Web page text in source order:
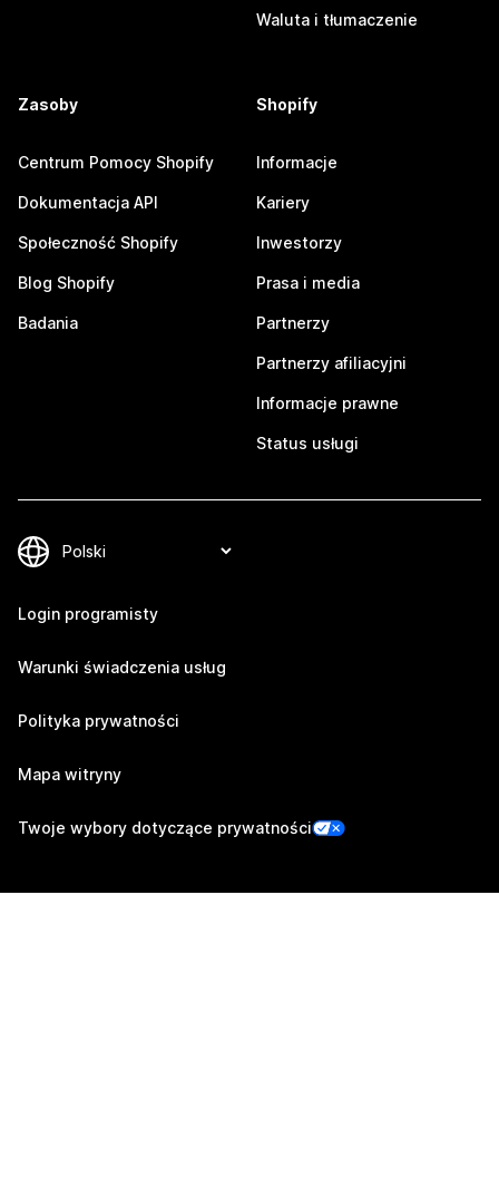
Waluta i tłumaczenie
Zasoby
Centrum Pomocy Shopify
Dokumentacja API
Społeczność Shopify
Blog Shopify
Badania
Shopify
Informacje
Kariery
Inwestorzy
Prasa i media
Partnerzy
Partnerzy afiliacyjni
Informacje prawne
Status usługi
Login programisty
Warunki świadczenia usług
Polityka prywatności
Mapa witryny
Twoje wybory dotyczące prywatności